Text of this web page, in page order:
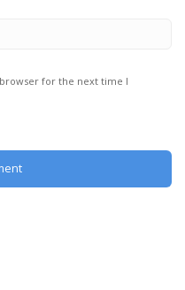
for the next time I